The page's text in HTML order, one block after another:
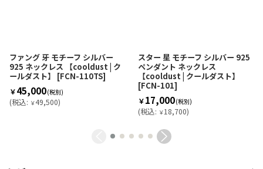
ファング 牙 モチーフ シルバー
925 ネックレス 【cooldust | ク
ールダスト】
[FCN-110TS]
￥45,000(税別)
(税込: ￥49,500)
スター 星 モチーフ シルバー 925
ペンダント ネックレス
【cooldust | クールダスト】
[FCN-101]
￥17,000(税別)
(税込: ￥18,700)